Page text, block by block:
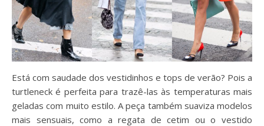
Está com saudade dos vestidinhos e tops de verão? Pois a
turtleneck é perfeita para trazê-las às temperaturas mais
geladas com muito estilo. A peça também suaviza modelos
mais sensuais, como a regata de cetim ou o vestido